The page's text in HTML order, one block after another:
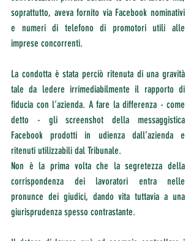
soprattutto, aveva fornito via Facebook nominativi
e numeri di telefono di promotori utili alle
imprese concorrenti.
La condotta è stata perciò ritenuta di una gravità
tale da ledere irrimediabilmente il rapporto di
fiducia con l’azienda. A fare la differenza - come
detto - gli screenshot della messaggistica
Facebook prodotti in udienza dall’azienda e
ritenuti utilizzabili dal Tribunale.
Non è la prima volta che la segretezza della
corrispondenza dei lavoratori entra nelle
pronunce dei giudici, dando vita tuttavia a una
giurisprudenza spesso contrastante.